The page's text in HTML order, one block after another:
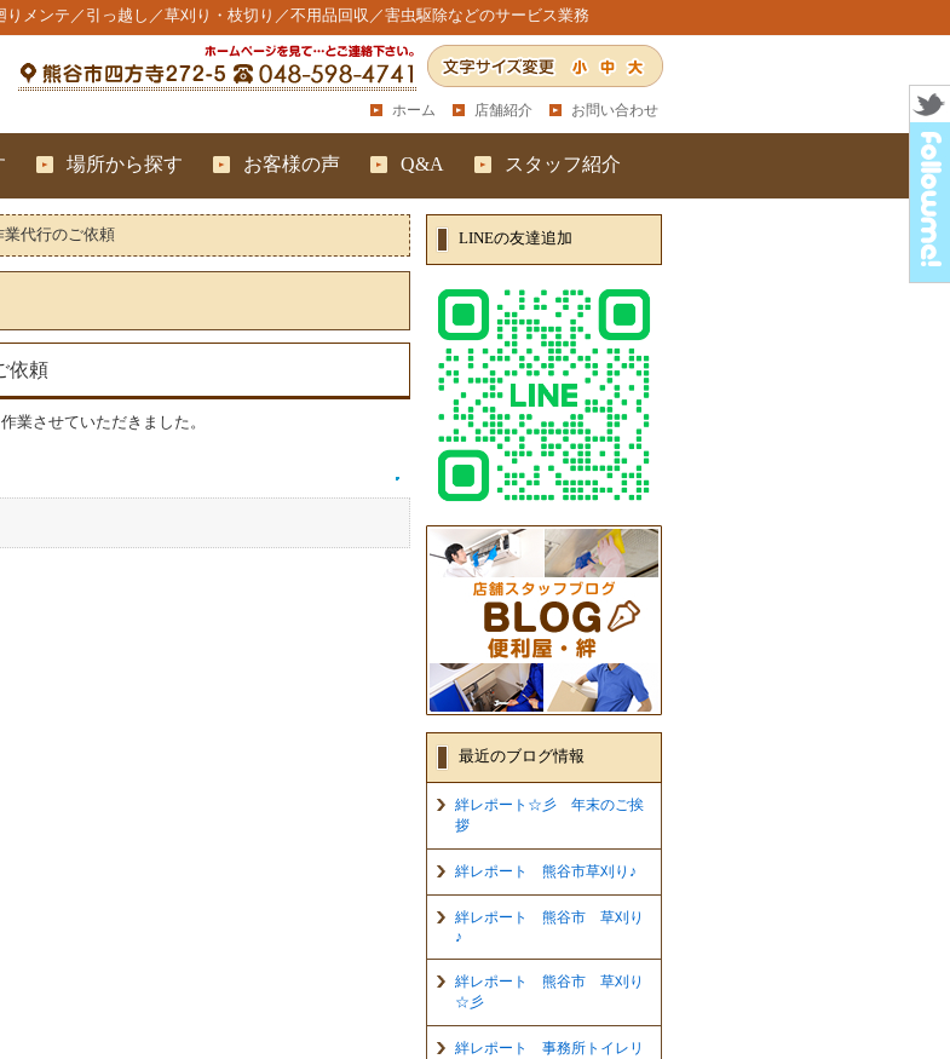
メンテ／引っ越し／草刈り・枝切り／不用品回収／害虫駆除などのサービス業務
小 中 大
ホーム 店舗紹介 お問い合わせ
場所から探す お客様の声 Q&A スタッフ紹介
代行のご依頼
依頼
業させていただきました。
LINEの友達追加
最近のブログ情報
絆レポート☆彡 年末のご挨
拶
絆レポート 熊谷市草刈り♪
絆レポート 熊谷市 草刈り
♪
絆レポート 熊谷市 草刈り
☆彡
絆レポート 事務所トイレリ